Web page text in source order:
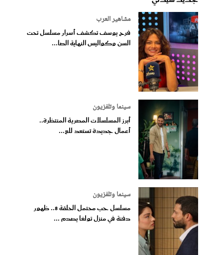
مشاهير العرب
فرح يوسف تكشف أسرار مسلسل تحت
السن وكواليس النهاية الصا...
سينما وتلفزيون
أبرز المسلسلات المصرية المنتظرة..
أعمال جديدة تستعد للع...
سينما وتلفزيون
مسلسل حب محتمل الحلقة 8.. ظهور
دفنة في منزل تولغا يصدم ...